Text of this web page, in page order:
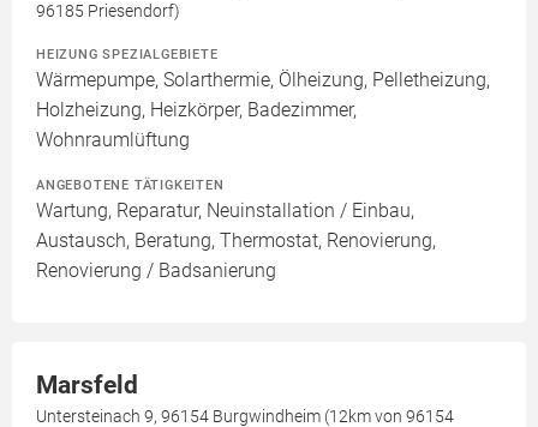
96185 Priesendorf)
HEIZUNG SPEZIALGEBIETE
Wärmepumpe, Solarthermie, Ölheizung, Pelletheizung,
Holzheizung, Heizkörper, Badezimmer,
Wohnraumlüftung
ANGEBOTENE TÄTIGKEITEN
Wartung, Reparatur, Neuinstallation / Einbau,
Austausch, Beratung, Thermostat, Renovierung,
Renovierung / Badsanierung
Marsfeld
Untersteinach 9, 96154 Burgwindheim (12km von 96154